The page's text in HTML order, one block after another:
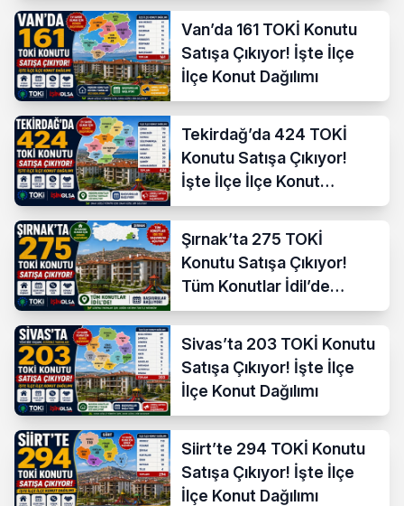
Van’da 161 TOKİ Konutu
Satışa Çıkıyor! İşte İlçe
İlçe Konut Dağılımı
Tekirdağ’da 424 TOKİ
Konutu Satışa Çıkıyor!
İşte İlçe İlçe Konut
Dağılımı
Şırnak’ta 275 TOKİ
Konutu Satışa Çıkıyor!
Tüm Konutlar İdil’de
Başvuruya Açılıyor
Sivas’ta 203 TOKİ Konutu
Satışa Çıkıyor! İşte İlçe
İlçe Konut Dağılımı
Siirt’te 294 TOKİ Konutu
Satışa Çıkıyor! İşte İlçe
İlçe Konut Dağılımı